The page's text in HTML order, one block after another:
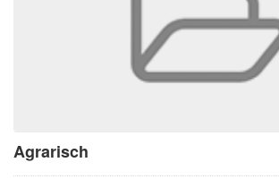
Agrarisch